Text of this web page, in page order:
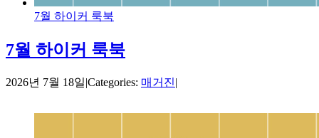
7월 하이커 룩북
7월 하이커 룩북
2026년 7월 18일|Categories: 매거진|